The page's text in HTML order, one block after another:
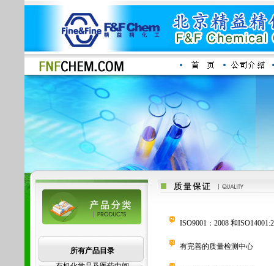
所有产品目录
ISO9001：2008 和
有完善的质量检测中心